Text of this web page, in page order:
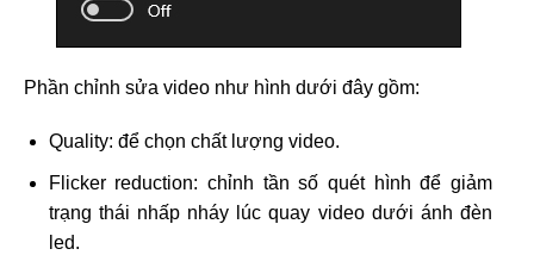
Phần chỉnh sửa video như hình dưới đây gồm:
Quality: để chọn chất lượng video.
Flicker reduction: chỉnh tần số quét hình để giảm
trạng thái nhấp nháy lúc quay video dưới ánh đèn
led.